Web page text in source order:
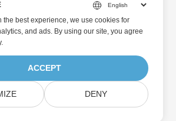
the best experience, we use cookies for
and ads. By using our site, you agree
.
ACCEPT
DENY